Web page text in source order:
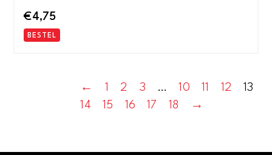
€4,75
BESTEL
← 1 2 3 … 10 11 12
13
14
15 16 17 18 →